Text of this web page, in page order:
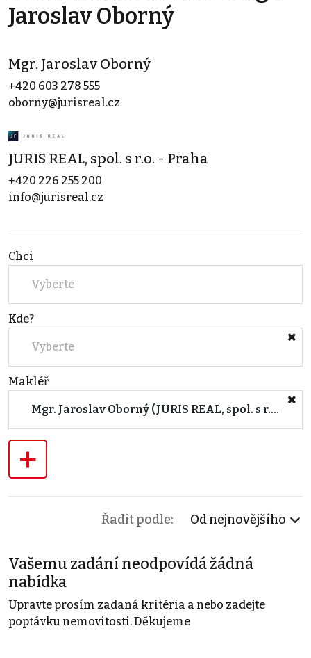
Jaroslav Oborný
Mgr. Jaroslav Oborný
+420 603 278 555
oborny@jurisreal.cz
JURIS REAL, spol. s r.o. - Praha
+420 226 255 200
info@jurisreal.cz
Chci
Vyberte
Kde?
Vyberte
Makléř
Mgr. Jaroslav Oborný (JURIS REAL, spol. s r.o. - Praha)
+
Řadit podle: Od nejnovějšího
Vašemu zadání neodpovídá žádná
nabídka
Upravte prosím zadaná kritéria a nebo zadejte
poptávku nemovitosti. Děkujeme